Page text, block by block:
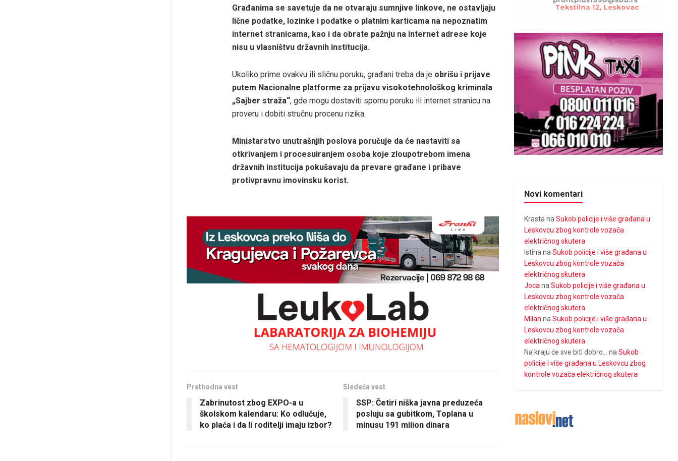
Građanima se savetuje da ne otvaraju sumnjive linkove, ne ostavljaju
lične podatke, lozinke i podatke o platnim karticama na nepoznatim
internet stranicama, kao i da obrate pažnju na internet adrese koje
nisu u vlasništvu državnih institucija.
Ukoliko prime ovakvu ili sličnu poruku, građani treba da je obrišu i prijave
putem Nacionalne platforme za prijavu visokotehnološkog kriminala
„Sajber straža“, gde mogu dostaviti spornu poruku ili internet stranicu na
proveru i dobiti stručnu procenu rizika.
Ministarstvo unutrašnjih poslova poručuje da će nastaviti sa
otkrivanjem i procesuiranjem osoba koje zloupotrebom imena
državnih institucija pokušavaju da prevare građane i pribave
protivpravnu imovinsku korist.
Prethodna vest
Zabrinutost zbog EXPO-a u
školskom kalendaru: Ko odlučuje,
ko plaća i da li roditelji imaju izbor?
Sledeća vest
SSP: Četiri niška javna preduzeća
posluju sa gubitkom, Toplana u
minusu 191 milion dinara
Novi komentari
Krasta naSukob policije i više građana u
Leskovcu zbog kontrole vozača
električnog skutera
Istina naSukob policije i više građana u
Leskovcu zbog kontrole vozača
električnog skutera
Joca naSukob policije i više građana u
Leskovcu zbog kontrole vozača
električnog skutera
Milan naSukob policije i više građana u
Leskovcu zbog kontrole vozača
električnog skutera
Na kraju će sve biti dobro...
naSukob
policije i više građana u Leskovcu zbog
kontrole vozača električnog skutera